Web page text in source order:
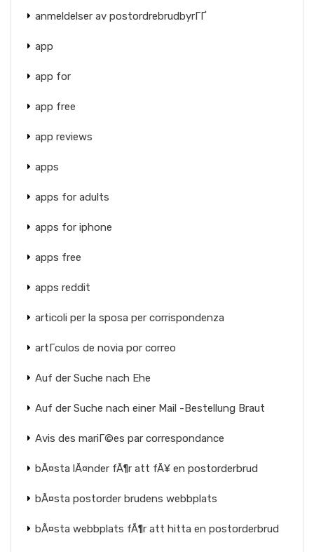
anmeldelser av postordrebrudbyrГҐ
app
app for
app free
app reviews
apps
apps for adults
apps for iphone
apps free
apps reddit
articoli per la sposa per corrispondenza
artГ­culos de novia por correo
Auf der Suche nach Ehe
Auf der Suche nach einer Mail -Bestellung Braut
Avis des mariГ©es par correspondance
bÃ¤sta lÃ¤nder fÃ¶r att fÃ¥ en postorderbrud
bÃ¤sta postorder brudens webbplats
bÃ¤sta webbplats fÃ¶r att hitta en postorderbrud